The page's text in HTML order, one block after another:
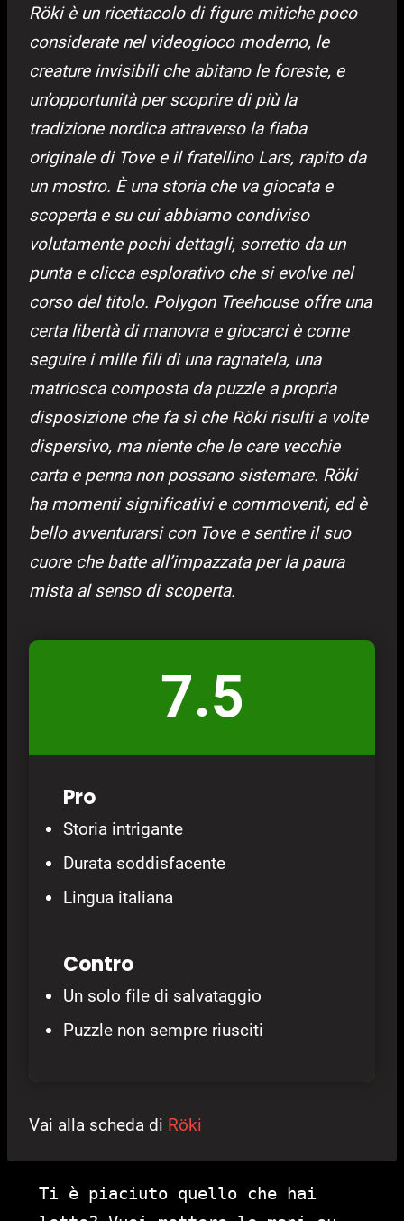
Röki è un ricettacolo di figure mitiche poco
considerate nel videogioco moderno, le
creature invisibili che abitano le foreste, e
un’opportunità per scoprire di più la
tradizione nordica attraverso la fiaba
originale di Tove e il fratellino Lars, rapito da
un mostro. È una storia che va giocata e
scoperta e su cui abbiamo condiviso
volutamente pochi dettagli, sorretto da un
punta e clicca esplorativo che si evolve nel
corso del titolo. Polygon Treehouse offre una
certa libertà di manovra e giocarci è come
seguire i mille fili di una ragnatela, una
matriosca composta da puzzle a propria
disposizione che fa sì che Röki risulti a volte
dispersivo, ma niente che le care vecchie
carta e penna non possano sistemare. Röki
ha momenti significativi e commoventi, ed è
bello avventurarsi con Tove e sentire il suo
cuore che batte all’impazzata per la paura
mista al senso di scoperta.
7.5
Pro
Storia intrigante
Durata soddisfacente
Lingua italiana
Contro
Un solo file di salvataggio
Puzzle non sempre riusciti
Vai alla scheda di Röki
Ti è piaciuto quello che hai